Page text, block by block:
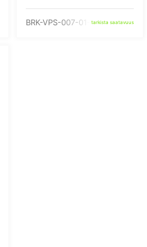
BRK-VPS-007-01-BUtarkista saatavuus